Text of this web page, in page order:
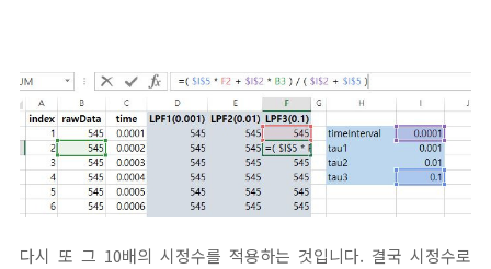
다시 또 그 10배의 시정수를 적용하는 것입니다. 결국 시정수로